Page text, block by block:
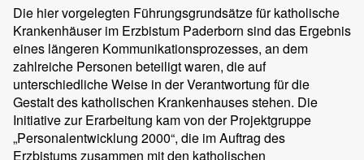
Die hier vorgelegten Führungsgrundsätze für katholische
Krankenhäuser im Erzbistum Paderborn sind das Ergebnis
eines längeren Kommunikationsprozesses, an dem
zahlreiche Personen beteiligt waren, die auf
unterschiedliche Weise in der Verantwortung für die
Gestalt des katholischen Krankenhauses stehen. Die
Initiative zur Erarbeitung kam von der Projektgruppe
„Personalentwicklung 2000“, die im Auftrag des
Erzbistums zusammen mit den katholischen